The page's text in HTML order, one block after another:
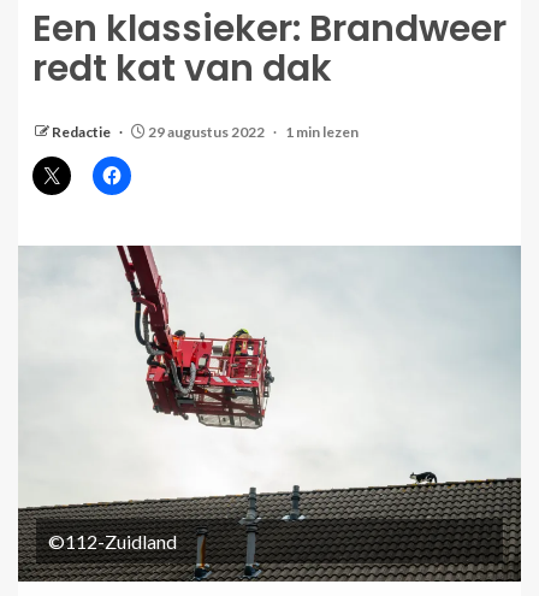
Een klassieker: Brandweer
redt kat van dak
Redactie 29 augustus 2022 1 min lezen
©112-Zuidland